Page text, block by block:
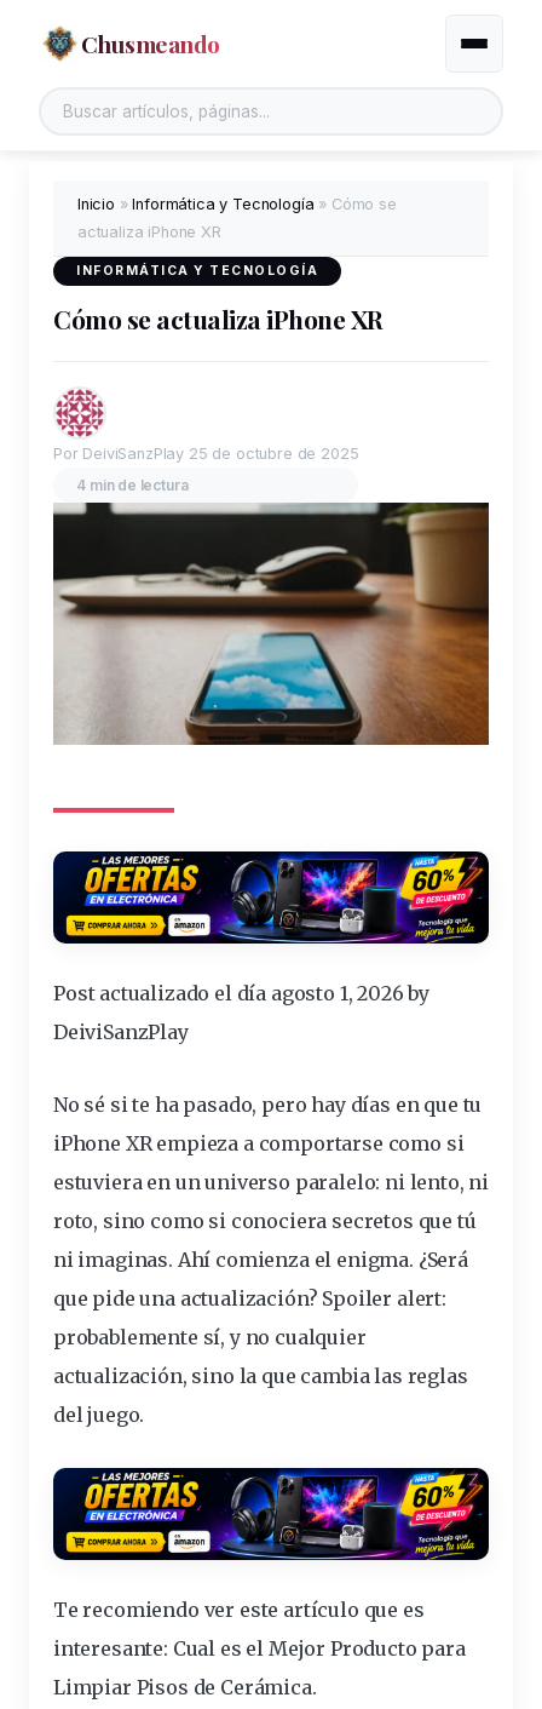
Chusmeando
Buscar en el sitio
Alternar
Inicio »Informática y Tecnología » Cómo se
actualiza iPhone XR
INFORMÁTICA Y TECNOLOGÍA
Cómo se actualiza iPhone XR
Por DeiviSanzPlay 25 de octubre de 2025
4 min de lectura
Post actualizado el día agosto 1, 2026 by
DeiviSanzPlay
No sé si te ha pasado, pero hay días en que tu
iPhone XRempieza a comportarse como si
estuviera en ununiverso paralelo: ni lento, ni
roto, sino como si conociera secretos que tú
ni imaginas. Ahí comienzael enigma. ¿Será
que pide una actualización? Spoiler alert:
probablemente sí, y no cualquier
actualización, sino la que cambia las reglas
del juego.
Te recomiendo ver este artículo que es
interesante: Cual es el Mejor Producto para
Limpiar Pisos de Cerámica.